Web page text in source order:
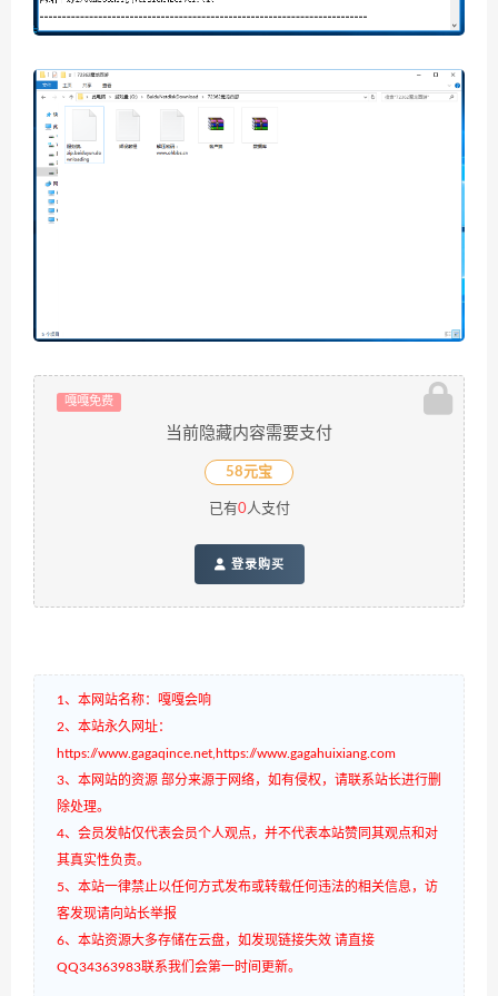
嘎嘎免费
当前隐藏内容需要支付
58元宝
已有0人支付
登录购买
1、本网站名称：嘎嘎会响
2、本站永久网址：
https://www.gagaqince.net,https://www.gagahuixiang.com
3、本网站的资源 部分来源于网络，如有侵权，请联系站长进行删
除处理。
4、会员发帖仅代表会员个人观点，并不代表本站赞同其观点和对
其真实性负责。
5、本站一律禁止以任何方式发布或转载任何违法的相关信息，访
客发现请向站长举报
6、本站资源大多存储在云盘，如发现链接失效 请直接
QQ34363983联系我们会第一时间更新。